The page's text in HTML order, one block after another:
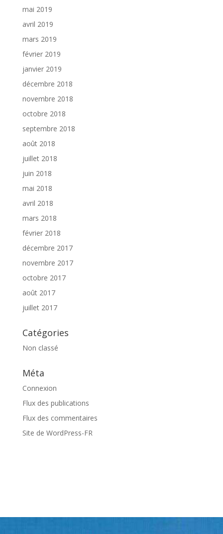
mai 2019
avril 2019
mars 2019
février 2019
janvier 2019
décembre 2018
novembre 2018
octobre 2018
septembre 2018
août 2018
juillet 2018
juin 2018
mai 2018
avril 2018
mars 2018
février 2018
décembre 2017
novembre 2017
octobre 2017
août 2017
juillet 2017
Catégories
Non classé
Méta
Connexion
Flux des publications
Flux des commentaires
Site de WordPress-FR